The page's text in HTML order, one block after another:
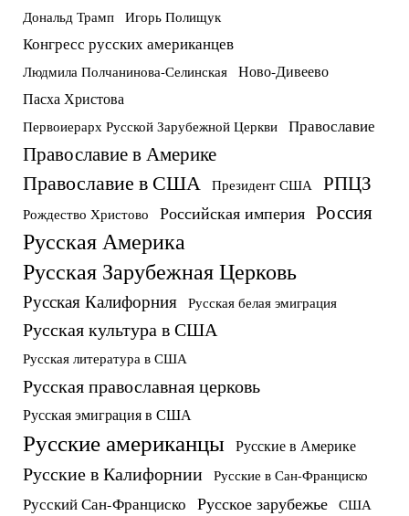
Дональд Трамп Игорь Полищук
Конгресс русских американцев
Людмила Полчанинова-Селинская Ново-Дивеево
Пасха Христова
Первоиерарх Русской Зарубежной Церкви Православие
Православие в Америке
Православие в США Президент США РПЦЗ
Рождество Христово Российская империя Россия
Русская Америка
Русская Зарубежная Церковь
Русская Калифорния Русская белая эмиграция
Русская культура в США
Русская литература в США
Русская православная церковь
Русская эмиграция в США
Русские американцы Русские в Америке
Русские в Калифорнии Русские в Сан-Франциско
Русский Сан-Франциско Русское зарубежье США